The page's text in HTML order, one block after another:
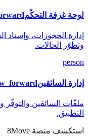
لوحة غرفة التحكّم
إدارة الحجوزات، وإسناد
وتطوّر الحالات.
person
إدارة السائقين
التطبيق.
استكشف منصة 8Move